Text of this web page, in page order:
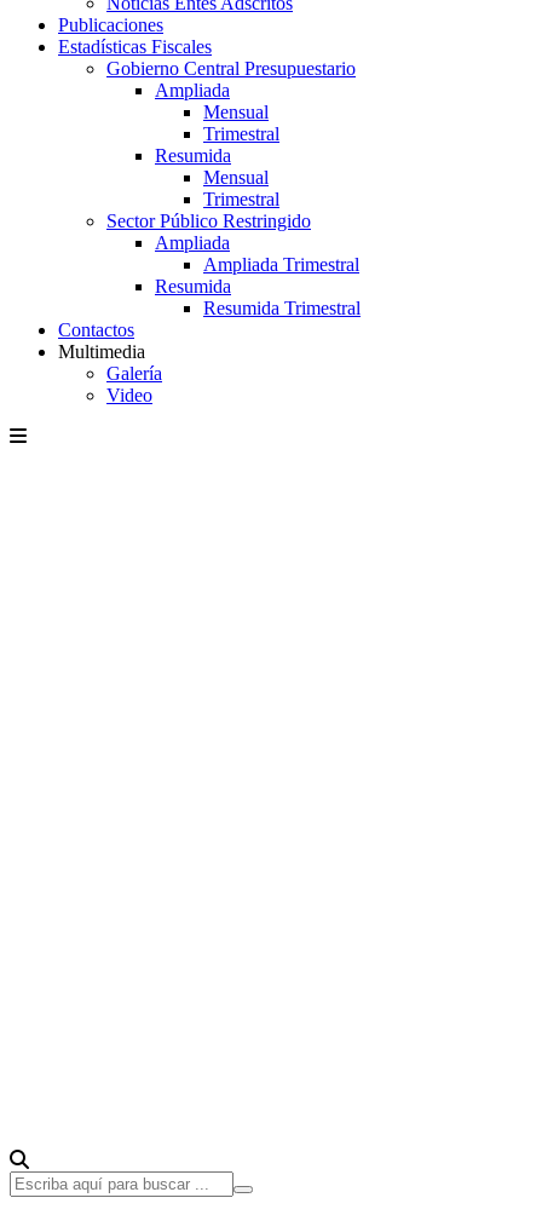
Publicaciones
Estadísticas Fiscales
Gobierno Central Presupuestario
Ampliada
Mensual
Trimestral
Resumida
Mensual
Trimestral
Sector Público Restringido
Ampliada
Ampliada Trimestral
Resumida
Resumida Trimestral
Contactos
Multimedia
Galería
Video